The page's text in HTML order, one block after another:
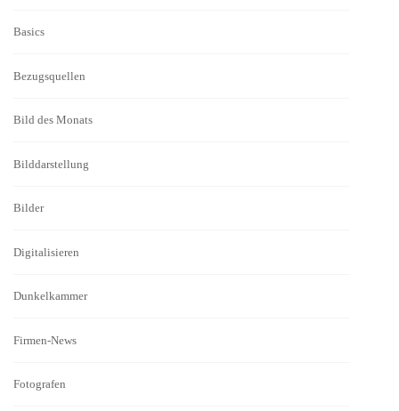
Basics
Bezugsquellen
Bild des Monats
Bilddarstellung
Bilder
Digitalisieren
Dunkelkammer
Firmen-News
Fotografen